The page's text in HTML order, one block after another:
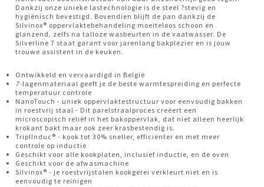
Dankzij onze unieke lastechnologie is de steel ?stevig en
hygiënisch bevestigd. Bovendien blijft de pan dankzij de
Silvinox® oppervlaktebehandeling moeiteloos schoon en
glanzend, zelfs na talloze wasbeurten in de vaatwasser. De
Silverline 7 staat garant voor jarenlang bakplezier en is jouw
trouwe assistent in de keuken.
Ontwikkeld en vervaardigd in België
7-lagenmateriaal geeft je de beste warmtespreiding en perfecte
temperatuur controle
NanoTouch - uniek oppervlaktestructuur voor eenvoudig bakken
in roestvrij staal - Dit parelstraalproces creëert een
microscopisch reliëf in het bakoppervlak, dat niet alleen heerlijk
krokant bakt maar ook zeer krasbestendig is.
TriplInduc® - kook tot 30% sneller, efficiënter en met meer
controle op inductie
Geschikt voor alle kookplaten, inclusief inductie, en de oven
Geschikt voor de afwasmachine
Silvinox® - je roestvrijstalen kookgerei verkleurt niet en is
eenvoudig te reinigen